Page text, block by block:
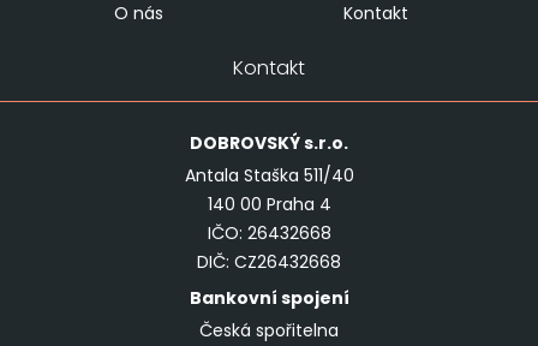
O nás
Kontakt
Kontakt
DOBROVSKÝs.r.o.
Antala Staška 511/40
140 00 Praha 4
IČO: 26432668
DIČ: CZ26432668
Bankovní spojení
Česká spořitelna